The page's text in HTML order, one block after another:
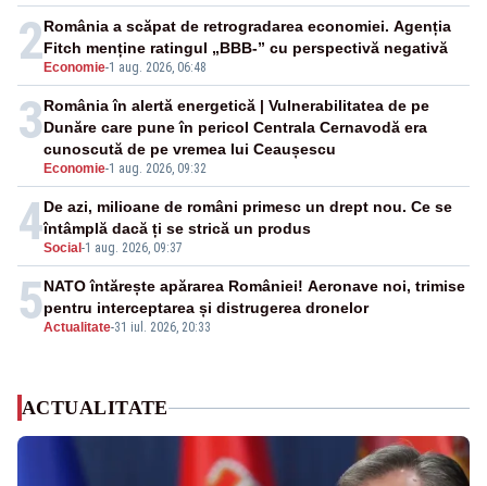
2 Economie-1 aug. 2026, 06:48
România a scăpat de retrogradarea economiei. Agenția
Fitch menține ratingul „BBB-” cu perspectivă negativă
3
Economie-1 aug. 2026, 09:32
România în alertă energetică | Vulnerabilitatea de pe
Dunăre care pune în pericol Centrala Cernavodă era
cunoscută de pe vremea lui Ceaușescu
4Social -1 aug. 2026, 09:37
De azi, milioane de români primesc un drept nou. Ce se
întâmplă dacă ți se strică un produs
5Actualitate-31 iul. 2026, 20:33
NATO întărește apărarea României! Aeronave noi, trimise
pentru interceptarea și distrugerea dronelor
ACTUALITATE